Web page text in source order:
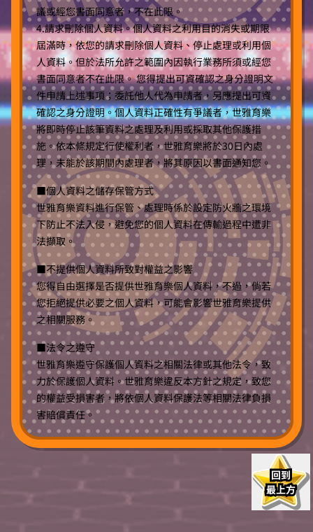
議或經您書面同意者，不在此限。
4.請求刪除個人資料。個人資料之利用目的消失或期限
屆滿時，依您的請求刪除個人資料、停止處理或利用個
人資料。但於法所允許之範圍內因執行業務所須或經您
書面同意者不在此限。 您得提出可資確認之身分證明文
件申請上述事項；委託他人代為申請者，另應提出可資
確認之身分證明。個人資料正確性有爭議者，世雅育樂
將即時停止該筆資料之處理及利用或採取其他保護措
施。依本條規定行使權利者，世雅育樂將於30日內處
理，未能於該期間內處理者，將其原因以書面通知您。
■個人資料之儲存保管方式
世雅育樂資料進行保管、處理時係於設定防火牆之環境
下防止不法入侵，避免您的個人資料在傳輸過程中遭非
法擷取。
■不提供個人資料所致對權益之影響
您得自由選擇是否提供世雅育樂個人資料，不過，倘若
您拒絕提供必要之個人資料，可能會影響世雅育樂提供
之相關服務。
■法令之遵守
世雅育樂遵守保護個人資料之相關法律或其他法令，致
力於保護個人資料。世雅育樂違反本方針之規定，致您
的權益受損害者，將依個人資料保護法等相關法律負損
害賠償責任。
回到
最上方